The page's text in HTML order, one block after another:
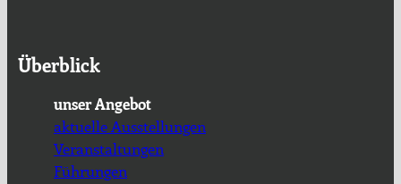
Überblick
unser Angebot
aktuelle Ausstellungen
Veranstaltungen
Führungen